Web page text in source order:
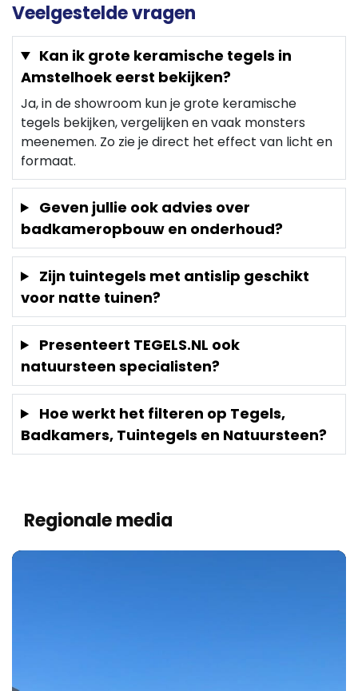
Veelgestelde vragen
Kan ik grote keramische tegels in
Amstelhoek eerst bekijken?
Ja, in de showroom kun je grote keramische
tegels bekijken, vergelijken en vaak monsters
meenemen. Zo zie je direct het effect van licht en
formaat.
Geven jullie ook advies over
badkameropbouw en onderhoud?
Zijn tuintegels met antislip geschikt
voor natte tuinen?
Presenteert TEGELS.NL ook
natuursteen specialisten?
Hoe werkt het filteren op Tegels,
Badkamers, Tuintegels en Natuursteen?
Regionale media